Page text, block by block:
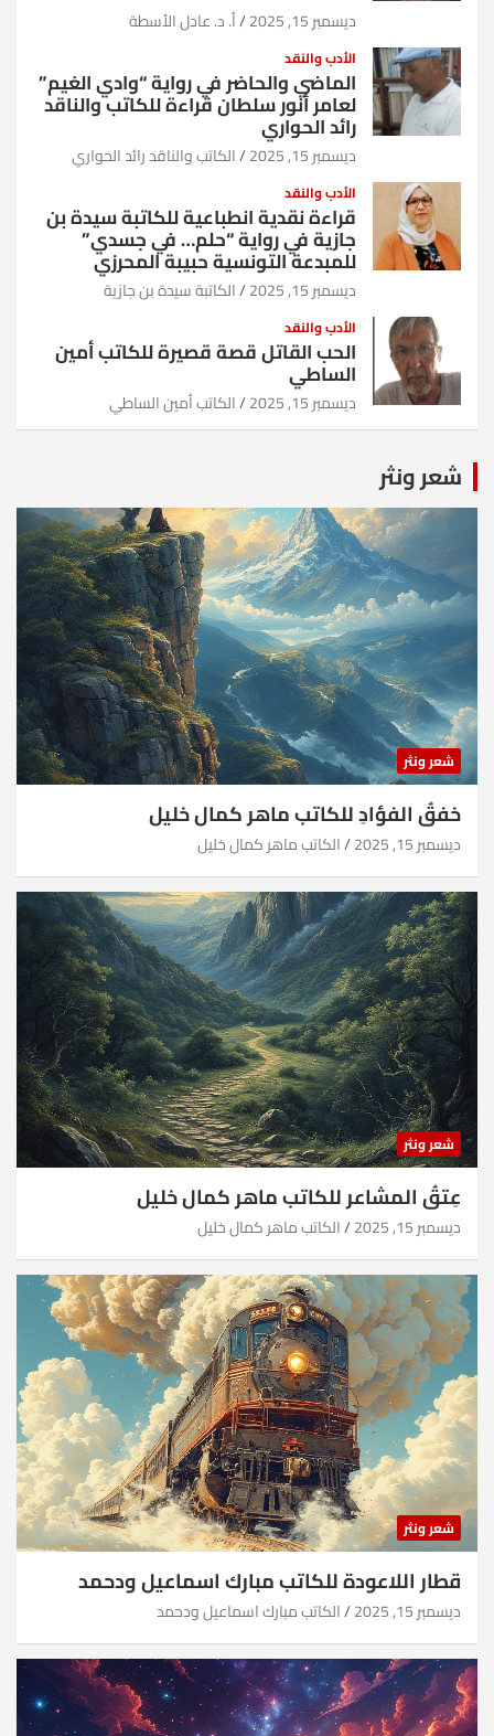
ديسمبر 15, 2025 أ. د. عادل الأسطة
الأدب والنقد
الماضي والحاضر في رواية “وادي الغيم”
لعامر أنور سلطان قراءة للكاتب والناقد
رائد الحواري
ديسمبر 15, 2025 الكاتب والناقد رائد الحواري
الأدب والنقد
قراءة نقدية انطباعية للكاتبة سيدة بن
جازية في رواية “حلم… في جسدي”
للمبدعة التونسية حبيبة المحرزي
ديسمبر 15, 2025 الكاتبة سيدة بن جازية
الأدب والنقد
الحب القاتل قصة قصيرة للكاتب أمين
الساطي
ديسمبر 15, 2025 الكاتب أمين الساطي
شعر ونثر
شعر ونثر
خفقُ الفؤادِ للكاتب ماهر كمال خليل
ديسمبر 15, 2025 الكاتب ماهر كمال خليل
شعر ونثر
عِتقُ المشاعر للكاتب ماهر كمال خليل
ديسمبر 15, 2025 الكاتب ماهر كمال خليل
شعر ونثر
قطار اللاعودة للكاتب مبارك اسماعيل ودحمد
ديسمبر 15, 2025 الكاتب مبارك اسماعيل ودحمد